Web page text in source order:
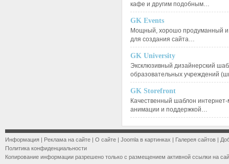
кафе и другим подобным…
GK Events
Мощный, хорошо продуманный и
для создания сайта…
GK University
Эксклюзивный дизайнерский
образовательных учреждений
GK Storefront
Качественный шаблон
анимации и поддержкой…
Информация | Реклама на сайте | О сайте | Joomla в картинках | Галерея сайтов |
Политика конфиденциальности
Копирование информации разрешено только с размещением активной ссылки на